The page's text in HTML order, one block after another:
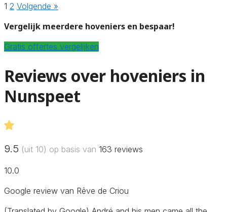
1 2 Volgende »
Vergelijk meerdere hoveniers en bespaar!
Gratis offertes vergelijken
Reviews over hoveniers in
Nunspeet
9.5 (uit 10) op basis van 163 reviews
10.0
Google review van Rêve de Criou